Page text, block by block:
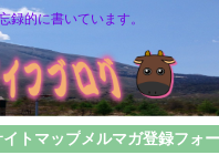
録的に書いています。
イトマップメルマガ登録フォ